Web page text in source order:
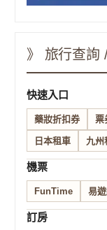
》 旅行查詢
快速入口
藥妝折扣券 票
日本租車 九州
機票
FunTime 易
訂房